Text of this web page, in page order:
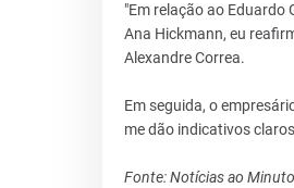
"Em relação ao Eduardo
Ana Hickmann, eu
Alexandre Correa.
Em seguida, o
me dão indicativos
Fonte: Notícias ao Minuto